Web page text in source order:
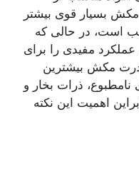
بسیار قوی بیشتر
است، در حالی که
مفیدی را برای
مکش بیشترین
نامطبوع، ذرات بخار و
اهمیت این نکته